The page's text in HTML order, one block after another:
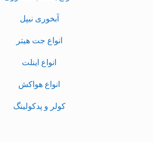
آبخوری نیپل
انواع جت هیتر
انواع اینلت
انواع هواکش
کولر و پدکولینگ